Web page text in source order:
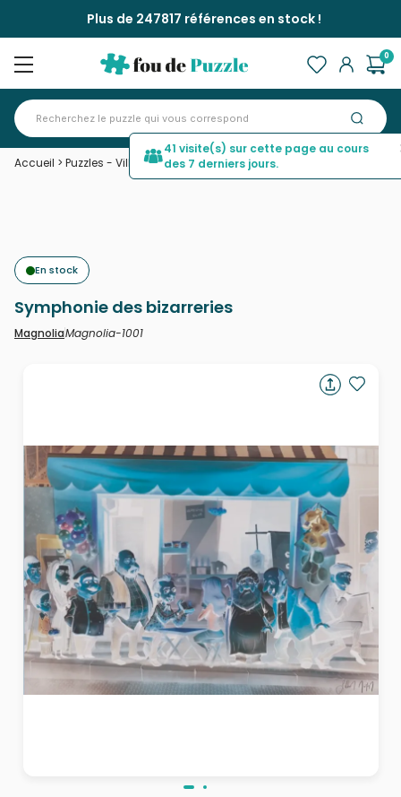
Plus de 247817 références en stock !
0
Accueil > Puzzles - Villes et Villages >Symphonie des bizarreries
En stock
Symphonie des bizarreries
MagnoliaMagnolia-1001
41 visite(s) sur cette page au cours
des 7 derniers jours.